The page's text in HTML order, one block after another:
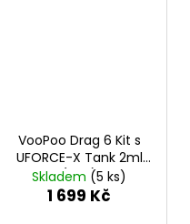
VooPoo Drag 6 Kit s
UFORCE-X Tank 2ml
(Red)
Skladem (5 ks)
1 699 Kč